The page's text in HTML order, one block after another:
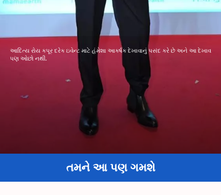
આદિત્ય રોય કપૂર દરેક ઇવેન્ટ માટે હંમેશા આકર્ષક દેખાવાનું પસંદ કરે છે અને આ દેખાવ
પણ ઓછો નથી.
તમને આ પણ ગમશે